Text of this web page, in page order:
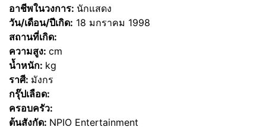
อาชีพในวงการ: นักแสดง
วัน/เดือน/ปีเกิด: 18 มกราคม 1998
สถานที่เกิด:
ความสูง: cm
น้ำหนัก: kg
ราศี: มังกร
กรุ๊ปเลือด:
ครอบครัว:
ต้นสังกัด: NPIO Entertainment